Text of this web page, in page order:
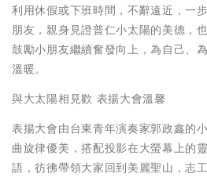
利用休假或下班時間，不辭遠近，一
朋友，親身見證普仁小太陽的美德，
鼓勵小朋友繼續奮發向上，為自己、
溫暖。
與大太陽相見歡 表揚大會溫馨
表揚大會由台東青年演奏家郭政鑫的
曲旋律優美，搭配投影在大螢幕上的
語，彷彿帶領大家回到美麗聖山，志